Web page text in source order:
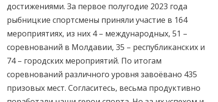
достижениями. За первое полугодие 2023 года
рыбницкие спортсмены приняли участие в 164
мероприятиях, из них 4 – международных, 51 –
соревнований в Молдавии, 35 – республиканских и
74 – городских мероприятий. По итогам
соревнований различного уровня завоёвано 435
призовых мест. Согласитесь, весьма продуктивно